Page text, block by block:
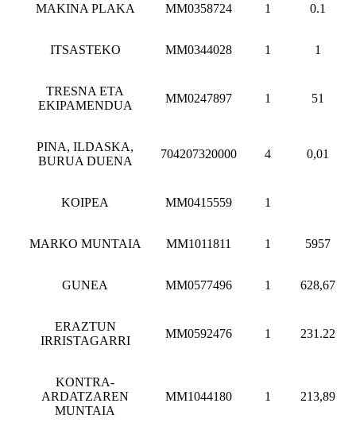
MAKINA PLAKA MM0358724 1 0.1
ITSASTEKO MM0344028 1 1
TRESNA ETA
EKIPAMENDUA
MM0247897 1 51
PINA, ILDASKA,
BURUA DUENA
704207320000 4 0,01
KOIPEA MM0415559 1
MARKO MUNTAIA MM1011811 1 5957
GUNEA MM0577496 1 628,67
ERAZTUN
IRRISTAGARRI
MM0592476 1 231.22
KONTRA-
ARDATZAREN
MUNTAIA
MM1044180 1 213,89